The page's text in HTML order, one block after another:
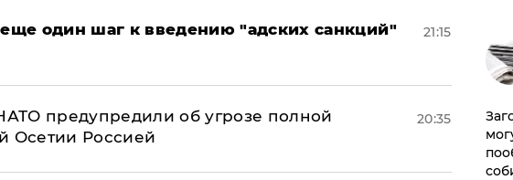
один шаг к введению "адских санкций"
21:15
предупредили об угрозе полной
Осетии Россией
20:35